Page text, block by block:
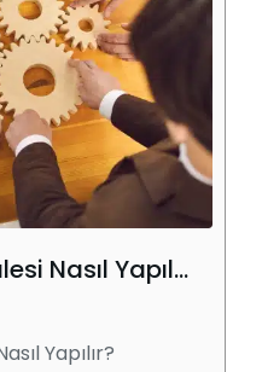
Bakım Onarım İhalesi Nasıl Yapılır?
Yapılır?